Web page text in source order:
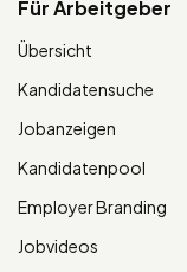
Für Arbeitgeber
Übersicht
Kandidatensuche
Jobanzeigen
Kandidatenpool
Employer Branding
Jobvideos